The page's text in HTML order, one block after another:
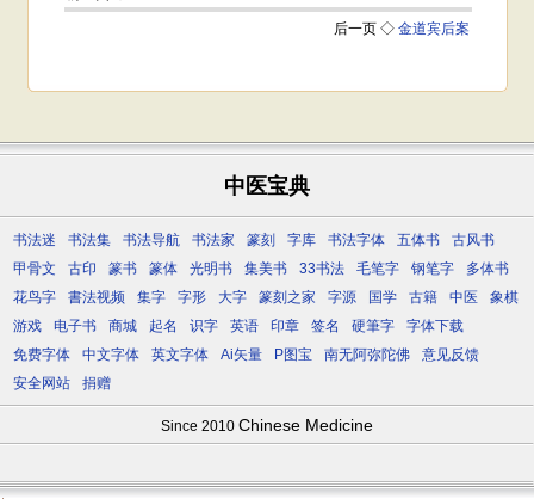
中医宝典
书法迷 书法集 书法导航 书法家 篆刻 字库 书法字体 五体书
古风书
甲骨文
古印 篆书 篆体 光明书 集美书 33书法 毛笔字 钢笔字
多体书
花鸟字
書法视频 集字 字形 大字 篆刻之家 字源 国学 古籍 中医
象棋
游戏
电子书 商城 起名 识字 英语 印章 签名 硬筆字
字体下载
免费字体
中文字体 英文字体 Ai矢量 P图宝 南无阿弥陀佛
意见反馈
安全网站
捐赠
Since 2010 Chinese Medicine